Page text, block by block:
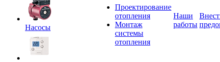
Насосы
Проектирование
отопления
Монтаж
системы
отопления
Наши
работы